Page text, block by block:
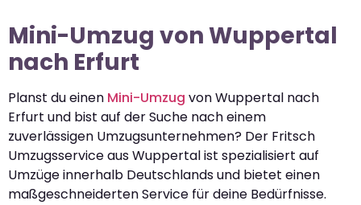
Mini-Umzug von Wuppertal
nach Erfurt
Planst du einen Mini-Umzug von Wuppertal nach
Erfurt und bist auf der Suche nach einem
zuverlässigen Umzugsunternehmen? Der Fritsch
Umzugsservice aus Wuppertal ist spezialisiert auf
Umzüge innerhalb Deutschlands und bietet einen
maßgeschneiderten Service für deine Bedürfnisse.